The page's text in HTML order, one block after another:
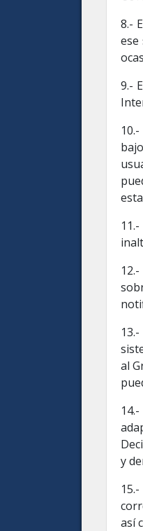
8.-
ese
9.-
al
y
así